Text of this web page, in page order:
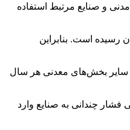
و صنایع مرتبط استفاده
ساختمانی که سال گذشته با متری ۱۵ میلیون تومان ساخته می‌شد، امروز به متری ۳۰ میلیون تومان رسیده است. بنابراین
و سایر بخش‌های معدنی هر سال
چندانی به صنایع وارد